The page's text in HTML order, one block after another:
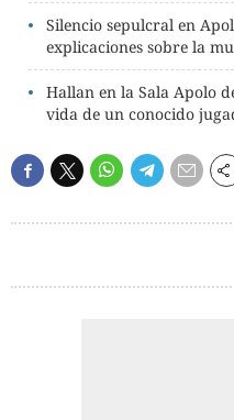
Silencio sepulcral en
explicaciones sobre la
Hallan en la Sala Apolo
vida de un conocido